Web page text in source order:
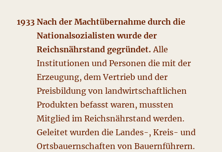
1933 Nach der Machtübernahme durch die
Nationalsozialisten wurde der
Reichsnährstand gegründet. Alle
Institutionen und Personen die mit der
Erzeugung, dem Vertrieb und der
Preisbildung von landwirtschaftlichen
Produkten befasst waren, mussten
Mitglied im Reichsnährstand werden.
Geleitet wurden die Landes-, Kreis- und
Ortsbauernschaften von Bauernführern.